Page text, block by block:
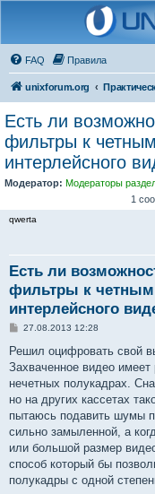
FAQ Правила
unixforum.org
Есть ли
фильтры к
интерлейсного
Модератор: Модераторы
1
qwerta
Есть ли
фильтры к четным
интерлейсного
С
о
щ
е
и
е
27.08.2013 12:28
Решил оцифровать свой
Захваченное видео имеет
нечетных полукадрах.
но на других кассетах
пытаюсь подавить шумы
сильно замыленной, а
или большой размер
способ который бы
полукадры с одной